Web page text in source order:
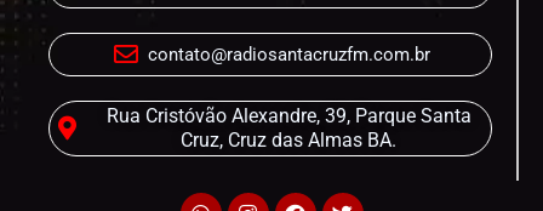
contato@radiosantacruzfm.com.br
Rua Cristóvão Alexandre, 39, Parque Santa
Cruz, Cruz das Almas BA.